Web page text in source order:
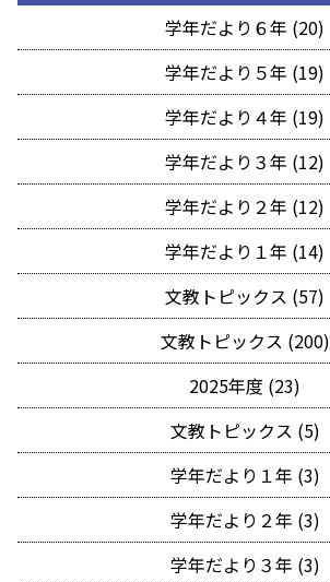
学年だより６年 (20)
学年だより５年 (19)
学年だより４年 (19)
学年だより３年 (12)
学年だより２年 (12)
学年だより１年 (14)
文教トピックス (57)
文教トピックス (200)
2025年度 (23)
文教トピックス (5)
学年だより１年 (3)
学年だより２年 (3)
学年だより３年 (3)